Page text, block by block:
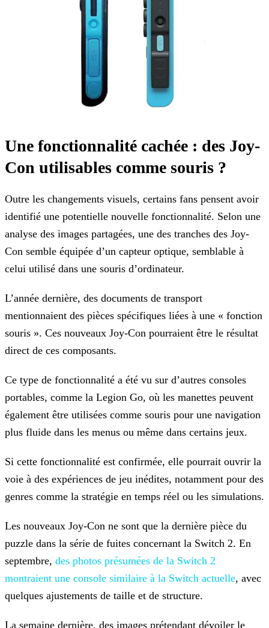
Une fonctionnalité cachée : des Joy-
Con utilisables comme souris ?
Outre les changements visuels, certains fans pensent avoir
identifié une potentielle nouvelle fonctionnalité. Selon une
analyse des images partagées, une des tranches des Joy-
Con semble équipée d’un capteur optique, semblable à
celui utilisé dans une souris d’ordinateur.
L’année dernière, des documents de transport
mentionnaient des pièces spécifiques liées à une « fonction
souris ». Ces nouveaux Joy-Con pourraient être le résultat
direct de ces composants.
Ce type de fonctionnalité a été vu sur d’autres consoles
portables, comme la Legion Go, où les manettes peuvent
également être utilisées comme souris pour une navigation
plus fluide dans les menus ou même dans certains jeux.
Si cette fonctionnalité est confirmée, elle pourrait ouvrir la
voie à des expériences de jeu inédites, notamment pour des
genres comme la stratégie en temps réel ou les simulations.
Les nouveaux Joy-Con ne sont que la dernière pièce du
puzzle dans la série de fuites concernant la Switch 2. En
septembre, des photos présumées de la Switch 2
montraient une console similaire à la Switch actuelle, avec
quelques ajustements de taille et de structure.
La semaine dernière, des images prétendant dévoiler le